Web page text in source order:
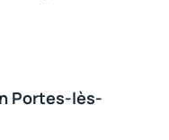
Portes-lès-